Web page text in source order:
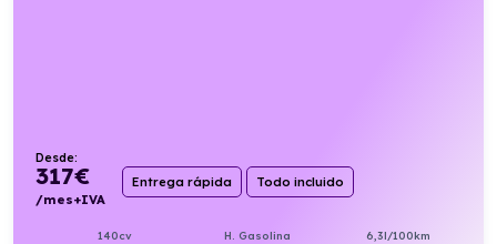
Desde:
317€
/mes+IVA
Entrega rápida Todo incluido
140cv H. Gasolina 6,3l/100km